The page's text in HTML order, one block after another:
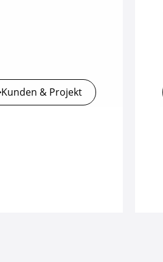
Kunden & Projekt